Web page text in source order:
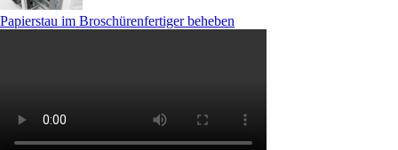
Papierstau im Broschürenfertiger beheben